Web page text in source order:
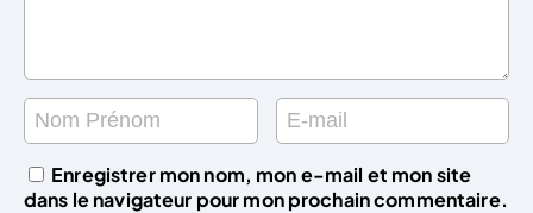
Enregistrer mon nom, mon e-mail et mon site
dans le navigateur pour mon prochain commentaire.